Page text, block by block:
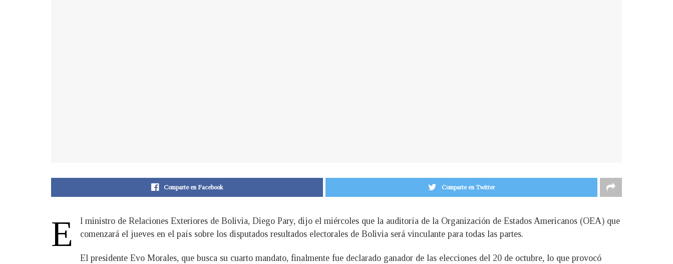
Comparte en Facebook Comparte en Twitter
E
l ministro de Relaciones Exteriores de Bolivia, Diego Pary, dijo el miércoles que la auditoría de la Organización de Estados Americanos (OEA) que
comenzará el jueves en el país sobre los disputados resultados electorales de Bolivia será vinculante para todas las partes.
El presidente Evo Morales, que busca su cuarto mandato, finalmente fue declarado ganador de las elecciones del 20 de octubre, lo que provocó